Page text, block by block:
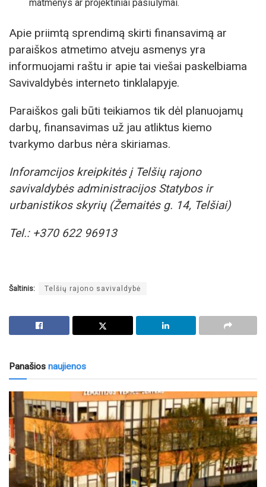
matmenys ar projektiniai pasiūlymai.
Apie priimtą sprendimą skirti finansavimą ar
paraiškos atmetimo atveju asmenys yra
informuojami raštu ir apie tai viešai paskelbiama
Savivaldybės interneto tinklalapyje.
Paraiškos gali būti teikiamos tik dėl planuojamų
darbų, finansavimas už jau atliktus kiemo
tvarkymo darbus nėra skiriamas.
Inforamcijos kreipkitės į Telšių rajono
savivaldybės administracijos Statybos ir
urbanistikos skyrių (Žemaitės g. 14, Telšiai)
Tel.: +370 622 96913
Šaltinis: Telšių rajono savivaldybė
Panašios naujienos